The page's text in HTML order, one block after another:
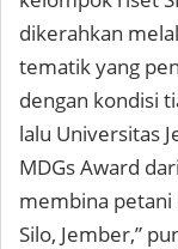
dikerahkan
tematik yang
dengan kondisi
lalu Universitas
MDGs Award
membina petani
Silo, Jember,”